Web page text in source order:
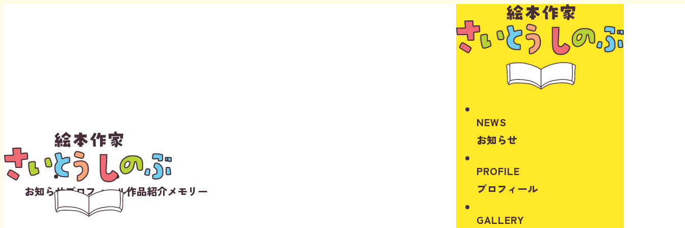
お知らせプロフィール作品紹介メモリー
NEWS
お知らせ
PROFILE
プロフィール
GALLERY